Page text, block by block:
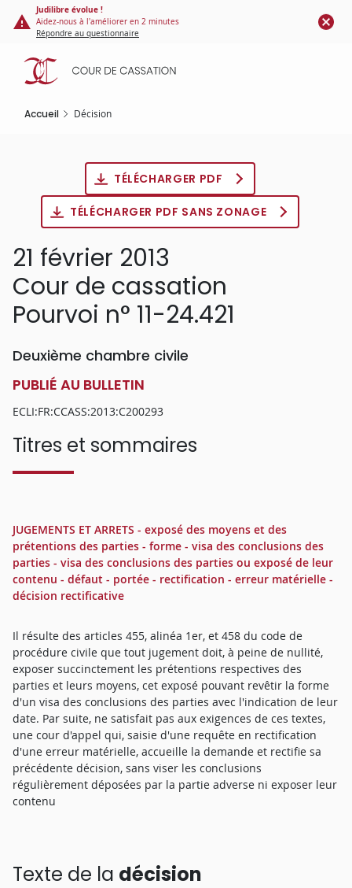
Panneau de gestion des cookies
contenu
principal
Judilibre évolue !
Aidez-nous à l'améliorer en 2 minutes
Répondre au questionnaire
Accueil Décision
TÉLÉCHARGER PDF
TÉLÉCHARGER PDF SANS ZONAGE
21 février 2013
Cour de cassation
Pourvoi n° 11-24.421
Deuxième chambre civile
PUBLIÉ AU BULLETIN
ECLI:FR:CCASS:2013:C200293
Titres et sommaires
JUGEMENTS ET ARRETS - exposé des moyens et des
prétentions des parties - forme - visa des conclusions des
parties - visa des conclusions des parties ou exposé de leur
contenu - défaut - portée - rectification - erreur matérielle -
décision rectificative
Il résulte des articles 455, alinéa 1er, et 458 du code de
procédure civile que tout jugement doit, à peine de nullité,
exposer succinctement les prétentions respectives des
parties et leurs moyens, cet exposé pouvant revêtir la forme
d'un visa des conclusions des parties avec l'indication de leur
date. Par suite, ne satisfait pas aux exigences de ces textes,
une cour d'appel qui, saisie d'une requête en rectification
d'une erreur matérielle, accueille la demande et rectifie sa
précédente décision, sans viser les conclusions
régulièrement déposées par la partie adverse ni exposer leur
contenu
Texte de la décision